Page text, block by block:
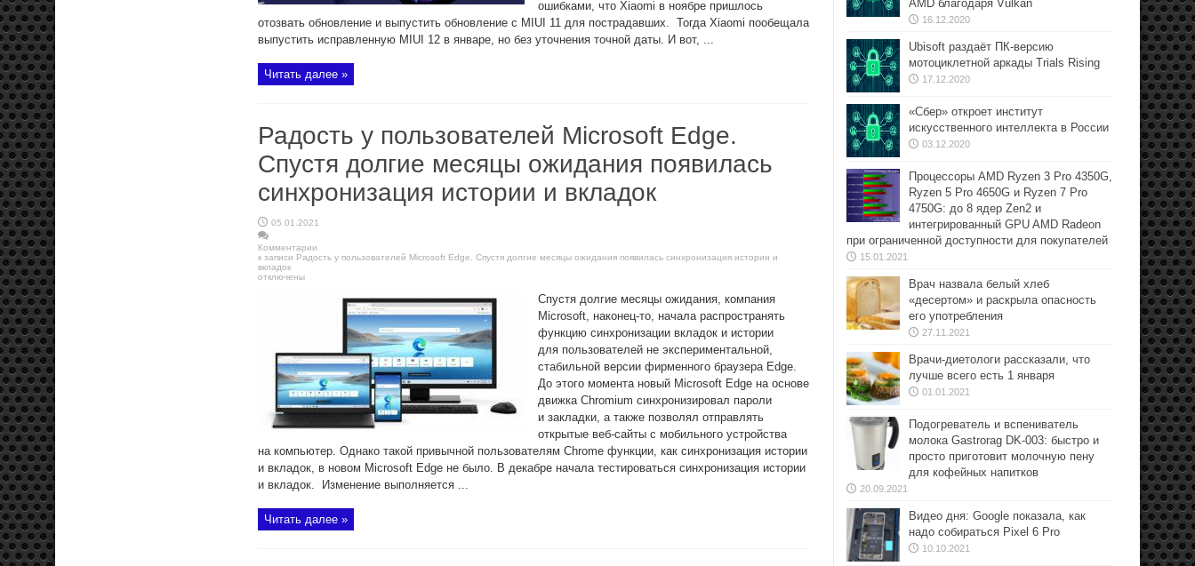
ошибками, что Xiaomi в ноябре пришлось
отозвать обновление и выпустить обновление с MIUI 11 для пострадавших. Тогда Xiaomi пообещала
выпустить исправленную MIUI 12 в январе, но без уточнения точной даты. И вот, ...
Читать далее »
Радость у пользователей Microsoft Edge.
Спустя долгие месяцы ожидания появилась
синхронизация истории и вкладок
05.01.2021
Комментарии
к записи Радость у пользователей Microsoft Edge. Спустя долгие месяцы ожидания появилась синхронизация истории и
вкладок
отключены
Спустя долгие месяцы ожидания, компания
Microsoft, наконец-то, начала распространять
функцию синхронизации вкладок и истории
для пользователей не экспериментальной,
стабильной версии фирменного браузера Edge.
До этого момента новый Microsoft Edge на основе
движка Chromium синхронизировал пароли
и закладки, а также позволял отправлять
открытые веб-сайты с мобильного устройства
на компьютер. Однако такой привычной пользователям Chrome функции, как синхронизация истории
и вкладок, в новом Microsoft Edge не было. В декабре начала тестироваться синхронизация истории
и вкладок. Изменение выполняется ...
Читать далее »
AMD благодаря Vulkan
16.12.2020
Ubisoft раздаёт ПК-версию
мотоциклетной аркады Trials Rising
17.12.2020
«Сбер» откроет институт
искусственного интеллекта в России
03.12.2020
Процессоры AMD Ryzen 3 Pro 4350G,
Ryzen 5 Pro 4650G и Ryzen 7 Pro
4750G: до 8 ядер Zen2 и
интегрированный GPU AMD Radeon
при ограниченной доступности для покупателей
15.01.2021
Врач назвала белый хлеб
«десертом» и раскрыла опасность
его употребления
27.11.2021
Врачи-диетологи рассказали, что
лучше всего есть 1 января
01.01.2021
Подогреватель и вспениватель
молока Gastrorag DK-003: быстро и
просто приготовит молочную пену
для кофейных напитков
20.09.2021
Видео дня: Google показала, как
надо собираться Pixel 6 Pro
10.10.2021